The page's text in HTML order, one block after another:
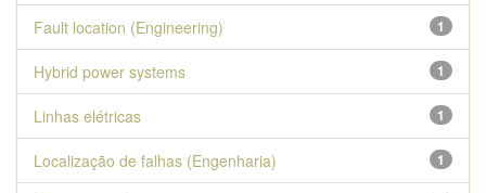
1
Fault location (Engineering)
1
Hybrid power systems
1
Linhas elétricas
1
Localização de falhas (Engenharia)